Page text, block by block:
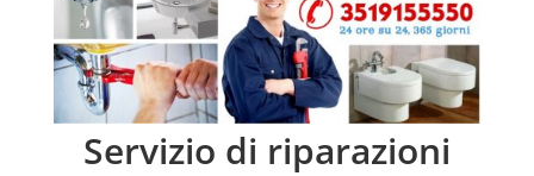
Servizio di riparazioni